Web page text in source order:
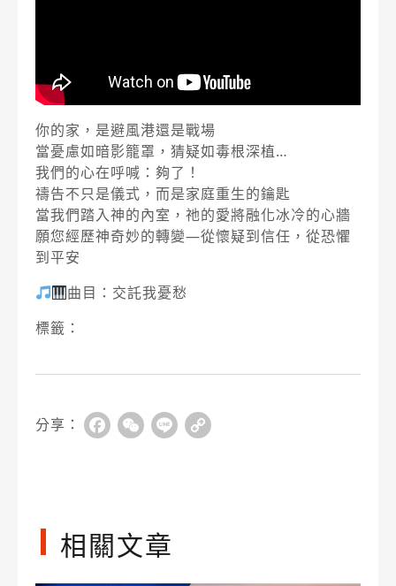
你的家，是避風港還是戰場
當憂慮如暗影籠罩，猜疑如毒根深植…
我們的心在呼喊：夠了！
禱告不只是儀式，而是家庭重生的鑰匙
當我們踏入神的內室，祂的愛將融化冰冷的心牆
願您經歷神奇妙的轉變—從懷疑到信任，從恐懼
到平安
曲目：交託我憂愁
標籤：
分享： FacebookWeChat
Line
相關文章